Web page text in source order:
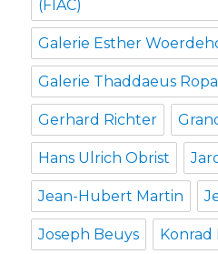
(FIAC)
Galerie Esther
Galerie Thaddaeus
Gerhard Richter
Hans Ulrich Obrist
Jean-Hubert Martin
Joseph Beuys Konrad